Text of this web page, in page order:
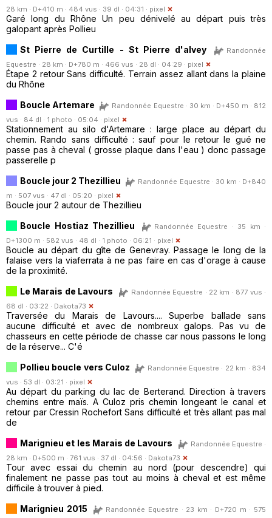
28 km · D+410 m · 484 vus · 39 dl · 04:31 · pixel
Garé long du Rhône Un peu dénivelé au départ puis très
galopant après Pollieu
St Pierre de Curtille - St Pierre d'alvey
Randonnée
Equestre · 28 km · D+780 m · 466 vus · 28 dl · 04:29 · pixel
Étape 2 retour Sans difficulté. Terrain assez allant dans la plaine
du Rhône
Boucle Artemare
Randonnée Equestre · 30 km · D+450 m · 812
vus · 84 dl · 1 photo · 05:04 · pixel
Stationnement au silo d'Artemare : large place au départ du
chemin. Rando sans difficulté : sauf pour le retour le gué ne
passe pas à cheval ( grosse plaque dans l'eau ) donc passage
passerelle p
Boucle jour 2 Thezillieu
Randonnée Equestre · 30 km · D+840
m · 507 vus · 47 dl · 05:20 · pixel
Boucle jour 2 autour de Thezillieu
Boucle Hostiaz Thezillieu
Randonnée Equestre · 35 km ·
D+1300 m · 582 vus · 48 dl · 1 photo · 06:21 · pixel
Boucle au départ du gîte de Genevray. Passage le long de la
falaise vers la viaferrata à ne pas faire en cas d'orage à cause
de la proximité.
Le Marais de Lavours
Randonnée Equestre · 22 km · 877 vus ·
68 dl · 03:22 · Dakota73
Traversée du Marais de Lavours.... Superbe ballade sans
aucune difficulté et avec de nombreux galops. Pas vu de
chasseurs en cette période de chasse car nous passons le long
de la réserve... C'é
Pollieu boucle vers Culoz
Randonnée Equestre · 22 km · 834
vus · 53 dl · 03:21 · pixel
Au départ du parking du lac de Berterand. Direction à travers
chemins entre maïs. A Culoz pris chemin longeant le canal et
retour par Cressin Rochefort Sans difficulté et très allant pas mal
de
Marignieu et les Marais de Lavours
Randonnée Equestre ·
28 km · D+500 m · 761 vus · 37 dl · 04:56 · Dakota73
Tour avec essai du chemin au nord (pour descendre) qui
finalement ne passe pas tout au moins à cheval et est même
difficile à trouver à pied.
Marignieu 2015
Randonnée Equestre · 23 km · D+720 m · 575